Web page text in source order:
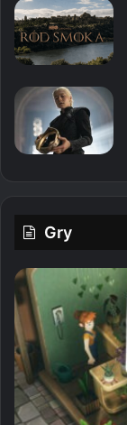
Gry